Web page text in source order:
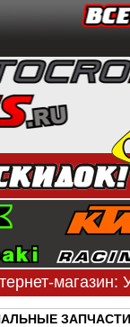
ЗАПЧАСТИ